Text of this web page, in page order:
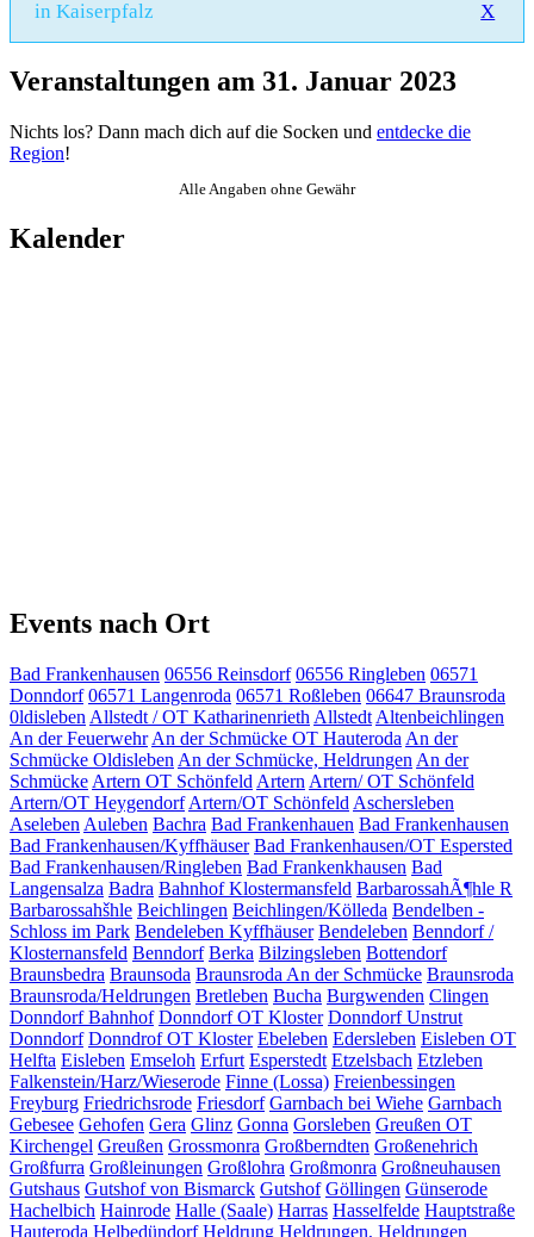
in Kaiserpfalz X
Veranstaltungen am 31. Januar 2023
Nichts los? Dann mach dich auf die Socken und entdecke die
Region!
Alle Angaben ohne Gewähr
Kalender
Events nach Ort
Bad Frankenhausen 06556 Reinsdorf 06556 Ringleben 06571
Donndorf 06571 Langenroda 06571 Roßleben 06647 Braunsroda
0ldisleben Allstedt / OT Katharinenrieth Allstedt Altenbeichlingen
An der Feuerwehr An der Schmücke OT Hauteroda An der
Schmücke Oldisleben An der Schmücke, Heldrungen An der
Schmücke Artern OT Schönfeld Artern Artern/ OT Schönfeld
Artern/OT Heygendorf Artern/OT Schönfeld Aschersleben
Aseleben Auleben Bachra Bad Frankenhauen Bad Frankenhausen
Bad Frankenhausen/Kyffhäuser Bad Frankenhausen/OT Espersted
Bad Frankenhausen/Ringleben Bad Frankenkhausen Bad
Langensalza Badra Bahnhof Klostermansfeld BarbarossahÃ¶hle R
Barbarossahšhle Beichlingen Beichlingen/Kölleda Bendelben -
Schloss im Park Bendeleben Kyffhäuser Bendeleben Benndorf /
Klosternansfeld Benndorf Berka Bilzingsleben Bottendorf
Braunsbedra Braunsoda Braunsroda An der Schmücke Braunsroda
Braunsroda/Heldrungen Bretleben Bucha Burgwenden Clingen
Donndorf Bahnhof Donndorf OT Kloster Donndorf Unstrut
Donndorf Donndrof OT Kloster Ebeleben Edersleben Eisleben OT
Helfta Eisleben Emseloh Erfurt Esperstedt Etzelsbach Etzleben
Falkenstein/Harz/Wieserode Finne (Lossa) Freienbessingen
Freyburg Friedrichsrode Friesdorf Garnbach bei Wiehe Garnbach
Gebesee Gehofen Gera Glinz Gonna Gorsleben Greußen OT
Kirchengel Greußen Grossmonra Großberndten Großenehrich
Großfurra Großleinungen Großlohra Großmonra Großneuhausen
Gutshaus Gutshof von Bismarck Gutshof Göllingen Günserode
Hachelbich Hainrode Halle (Saale) Harras Hasselfelde Hauptstraße
Hauteroda Helbedündorf Heldrung Heldrungen, Heldrungen